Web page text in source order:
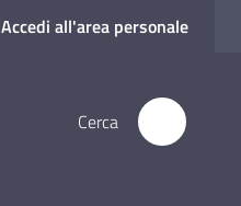
Accedi all'area personale
Cerca